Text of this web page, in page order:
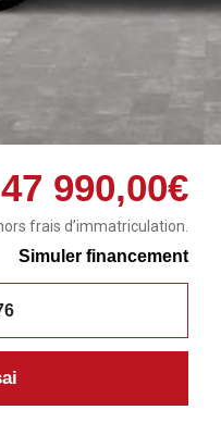
47 990,00€
frais d’immatriculation.
Simuler financement